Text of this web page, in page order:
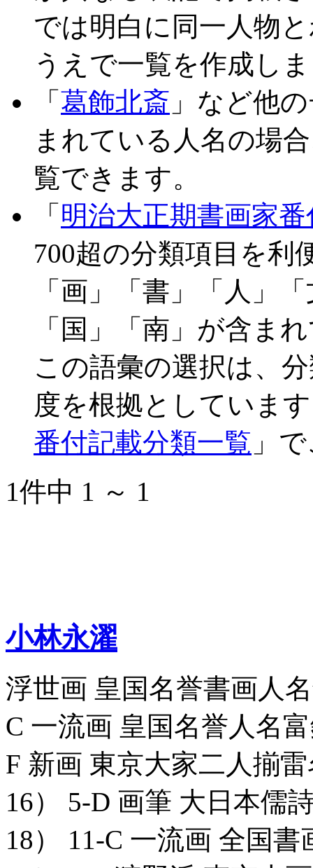
では明白に同一人物
うえで一覧を作成し
「 葛飾北斎 」など他
まれている人名の場
覧できます。
「 明治大正期書画家
700超の分類項目を利
「画」「書」「人」
「国」「南」が含ま
この語彙の選択は、
度を根拠としていま
番付記載分類一覧 」
1件中 1 ～ 1
小林永濯
浮世画 皇国名誉書画人
C 一流画 皇国名誉人名
F 新画 東京大家二人揃
16） 5-D 画筆 大日本儒
18） 11-C 一流画 全国書